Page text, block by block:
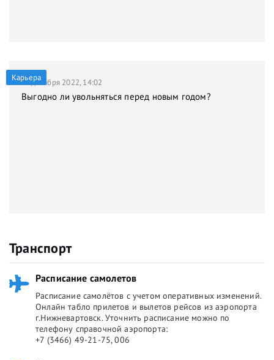
Карьера
21 декабря 2022, 14:02
Выгодно ли увольняться перед новым годом?
Транспорт
Расписание самолетов
Расписание самолётов с учетом оперативных изменений.
Онлайн табло прилетов и вылетов рейсов из аэропорта
г.Нижневартовск. Уточнить расписание можно по
телефону справочной аэропорта:
+7 (3466) 49-21-75, 006